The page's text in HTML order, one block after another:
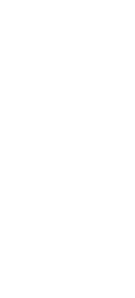
лицом к миру
регулируется
посадки малыша
амортизация на раме
в капюшонах
с прогулочным